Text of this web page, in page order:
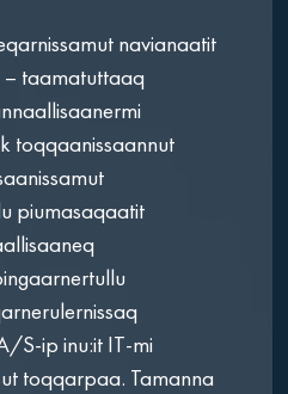
navianaatit
taamatuttaaq
toqqaanissaannut
piumasaqaatit
S-ip inu:it IT-mi
toqqarpaa. Tamanna